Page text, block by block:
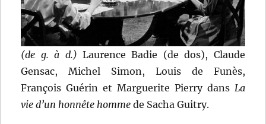
(de g. à d.) Laurence Badie (de dos), Claude
Gensac, Michel Simon, Louis de Funès,
François Guérin et Marguerite Pierry dans La
vie d’un honnête homme de Sacha Guitry.